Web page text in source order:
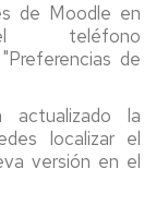
de Moodle en
teléfono
de
la
localizar el
versión en el